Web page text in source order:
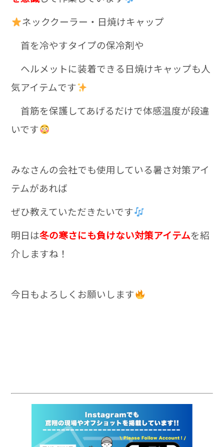
ネッククーラー・日焼けキャップ
首を冷やすタイプの保冷剤や
ヘルメットに装着できる日焼けキャップも人
気アイテムです
首筋を保護してあげるだけで体感温度が段違
いです
みなさんの会社でも使用している暑さ対策アイ
テムがあれば
ぜひ教えていただきたいです
明日は冬の寒さにも負けない対策アイテムを紹
介しますね！
今日もよろしくお願いします